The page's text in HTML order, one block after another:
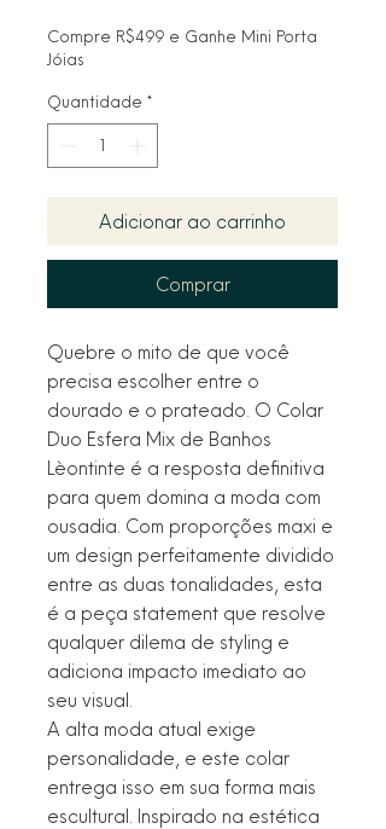
Compre R$499 e Ganhe Mini Porta
Jóias
Quantidade *
Adicionar ao carrinho
Comprar
Quebre o mito de que você
precisa escolher entre o
dourado e o prateado. O Colar
Duo Esfera Mix de Banhos
Lèontinte é a resposta definitiva
para quem domina a moda com
ousadia. Com proporções maxi e
um design perfeitamente dividido
entre as duas tonalidades, esta
é a peça statement que resolve
qualquer dilema de styling e
adiciona impacto imediato ao
seu visual.
A alta moda atual exige
personalidade, e este colar
entrega isso em sua forma mais
escultural. Inspirado na estética